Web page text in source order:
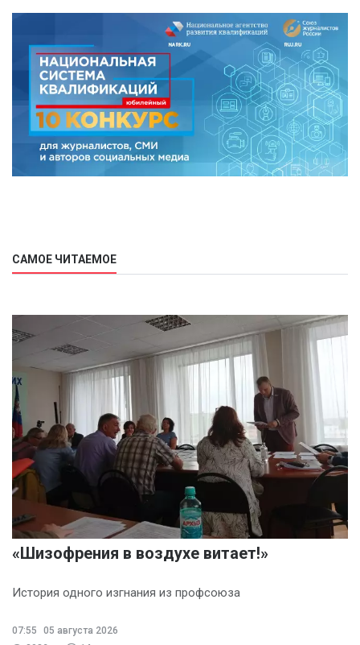
САМОЕ ЧИТАЕМОЕ
«Шизофрения в воздухе витает!»
История одного изгнания из профсоюза
07:55
05 августа 2026